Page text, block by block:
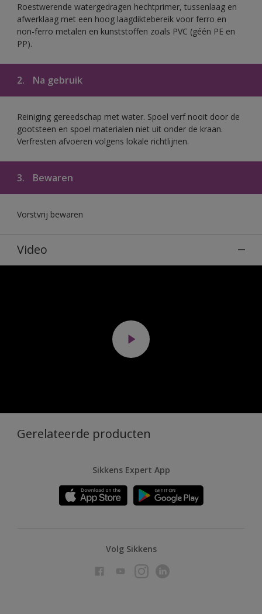
Roestwerende watergedragen hechtprimer, tussenlaag en
afwerklaag met een hoog laagdiktebereik voor ferro en
non-ferro metalen en kunststoffen zoals PVC (géén PE en
PP).
2. Na gebruik
Reiniging gereedschap met water. Spoel verf nooit door de
gootsteen en spoel materialen niet uit onder de kraan.
Verfresten afvoeren volgens lokale richtlijnen.
3. Bewaren
Vorstvrij bewaren
Video
Gerelateerde producten
Sikkens Expert App
Volg Sikkens